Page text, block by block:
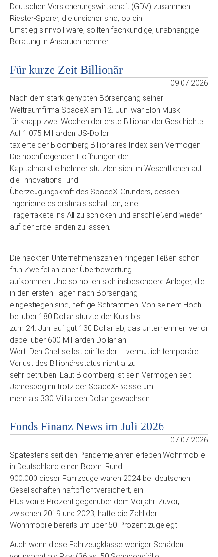
Deutschen Versicherungswirtschaft (GDV) zusammen.
Riester-Sparer, die unsicher sind, ob ein
Umstieg sinnvoll wäre, sollten fachkundige, unabhängige
Beratung in Anspruch nehmen.
Für kurze Zeit Billionär
09.07.2026
Nach dem stark gehypten Börsengang seiner
Weltraumfirma SpaceX am 12. Juni war Elon Musk
für knapp zwei Wochen der erste Billionär der Geschichte.
Auf 1.075 Milliarden US-Dollar
taxierte der Bloomberg Billionaires Index sein Vermögen.
Die hochfliegenden Hoffnungen der
Kapitalmarktteilnehmer stützten sich im Wesentlichen auf
die Innovations- und
Überzeugungskraft des SpaceX-Gründers, dessen
Ingenieure es erstmals schafften, eine
Trägerrakete ins All zu schicken und anschließend wieder
auf der Erde landen zu lassen.
Die nackten Unternehmenszahlen hingegen ließen schon
früh Zweifel an einer Überbewertung
aufkommen. Und so holten sich insbesondere Anleger, die
in den ersten Tagen nach Börsengang
eingestiegen sind, heftige Schrammen: Von seinem Hoch
bei über 180 Dollar stürzte der Kurs bis
zum 24. Juni auf gut 130 Dollar ab, das Unternehmen verlor
dabei über 600 Milliarden Dollar an
Wert. Den Chef selbst dürfte der – vermutlich temporäre –
Verlust des Billionärsstatus nicht allzu
sehr betrüben: Laut Bloomberg ist sein Vermögen seit
Jahresbeginn trotz der SpaceX-Baisse um
mehr als 330 Milliarden Dollar gewachsen.
Fonds Finanz News im Juli 2026
07.07.2026
Spätestens seit den Pandemiejahren erleben Wohnmobile
in Deutschland einen Boom. Rund
900.000 dieser Fahrzeuge waren 2024 bei deutschen
Gesellschaften haftpflichtversichert, ein
Plus von 8 Prozent gegenüber dem Vorjahr. Zuvor,
zwischen 2019 und 2023, hatte die Zahl der
Wohnmobile bereits um über 50 Prozent zugelegt.
Auch wenn diese Fahrzeugklasse weniger Schäden